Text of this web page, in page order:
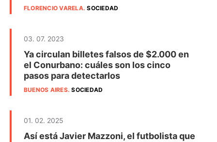
FLORENCIO VARELA.SOCIEDAD
03. 07. 2023
Ya circulan billetes falsos de $2.000 en
el Conurbano: cuáles son los cinco
pasos para detectarlos
BUENOS AIRES.SOCIEDAD
01. 02. 2025
Así está Javier Mazzoni, el futbolista que